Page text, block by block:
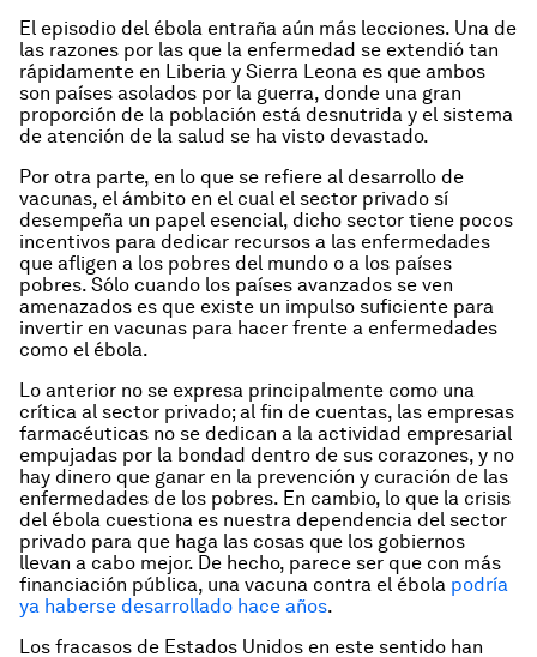
El episodio del ébola entraña aún más lecciones. Una de
las razones por las que la enfermedad se extendió tan
rápidamente en Liberia y Sierra Leona es que ambos
son países asolados por la guerra, donde una gran
proporción de la población está desnutrida y el sistema
de atención de la salud se ha visto devastado.
Por otra parte, en lo que se refiere al desarrollo de
vacunas, el ámbito en el cual el sector privado sí
desempeña un papel esencial, dicho sector tiene pocos
incentivos para dedicar recursos a las enfermedades
que afligen a los pobres del mundo o a los países
pobres. Sólo cuando los países avanzados se ven
amenazados es que existe un impulso suficiente para
invertir en vacunas para hacer frente a enfermedades
como el ébola.
Lo anterior no se expresa principalmente como una
crítica al sector privado; al fin de cuentas, las empresas
farmacéuticas no se dedican a la actividad empresarial
empujadas por la bondad dentro de sus corazones, y no
hay dinero que ganar en la prevención y curación de las
enfermedades de los pobres. En cambio, lo que la crisis
del ébola cuestiona es nuestra dependencia del sector
privado para que haga las cosas que los gobiernos
llevan a cabo mejor. De hecho, parece ser que con más
financiación pública, una vacuna contra el ébola podría
ya haberse desarrollado hace años.
Los fracasos de Estados Unidos en este sentido han